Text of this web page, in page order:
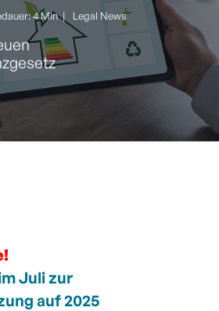
4 Min| Legal News
Juli zur
auf 2025